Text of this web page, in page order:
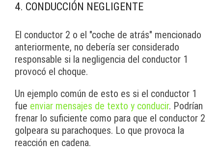
4. CONDUCCIÓN NEGLIGENTE
El conductor 2 o el "coche de atrás" mencionado
anteriormente, no debería ser considerado
responsable si la negligencia del conductor 1
provocó el choque.
Un ejemplo común de esto es si el conductor 1
fue enviar mensajes de texto y conducir. Podrían
frenar lo suficiente como para que el conductor 2
golpeara su parachoques. Lo que provoca la
reacción en cadena.